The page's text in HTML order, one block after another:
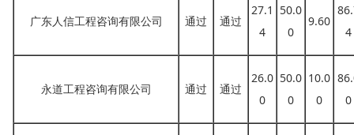
广东人信工程咨询有限公司 通过 通过
27.1
4
50.0
0
9.60
4
永道工程咨询有限公司 通过 通过
26.0
0
50.0
0
10.0
0
0